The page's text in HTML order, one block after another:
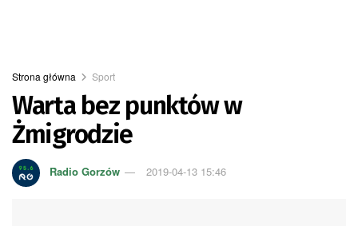
Strona główna Sport
Warta bez punktów w
Żmigrodzie
Radio Gorzów 2019-04-13 15:46